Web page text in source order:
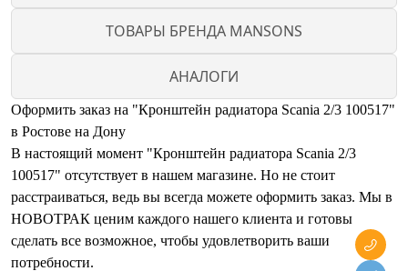
ТОВАРЫ БРЕНДА MANSONS
АНАЛОГИ
Оформить заказ на "Кронштейн радиатора Scania 2/3 100517"
в Ростове на Дону
В настоящий момент "Кронштейн радиатора Scania 2/3
100517" отсутствует в нашем магазине. Но не стоит
расстраиваться, ведь вы всегда можете оформить заказ. Мы в
НОВОТРАК ценим каждого нашего клиента и готовы
сделать все возможное, чтобы удовлетворить ваши
потребности.